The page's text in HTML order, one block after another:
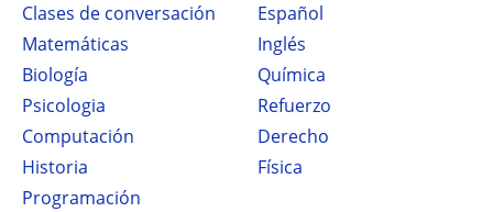
Clases de conversación
Español
Matemáticas
Inglés
Biología
Química
Psicologia
Refuerzo
Computación
Derecho
Historia
Física
Programación